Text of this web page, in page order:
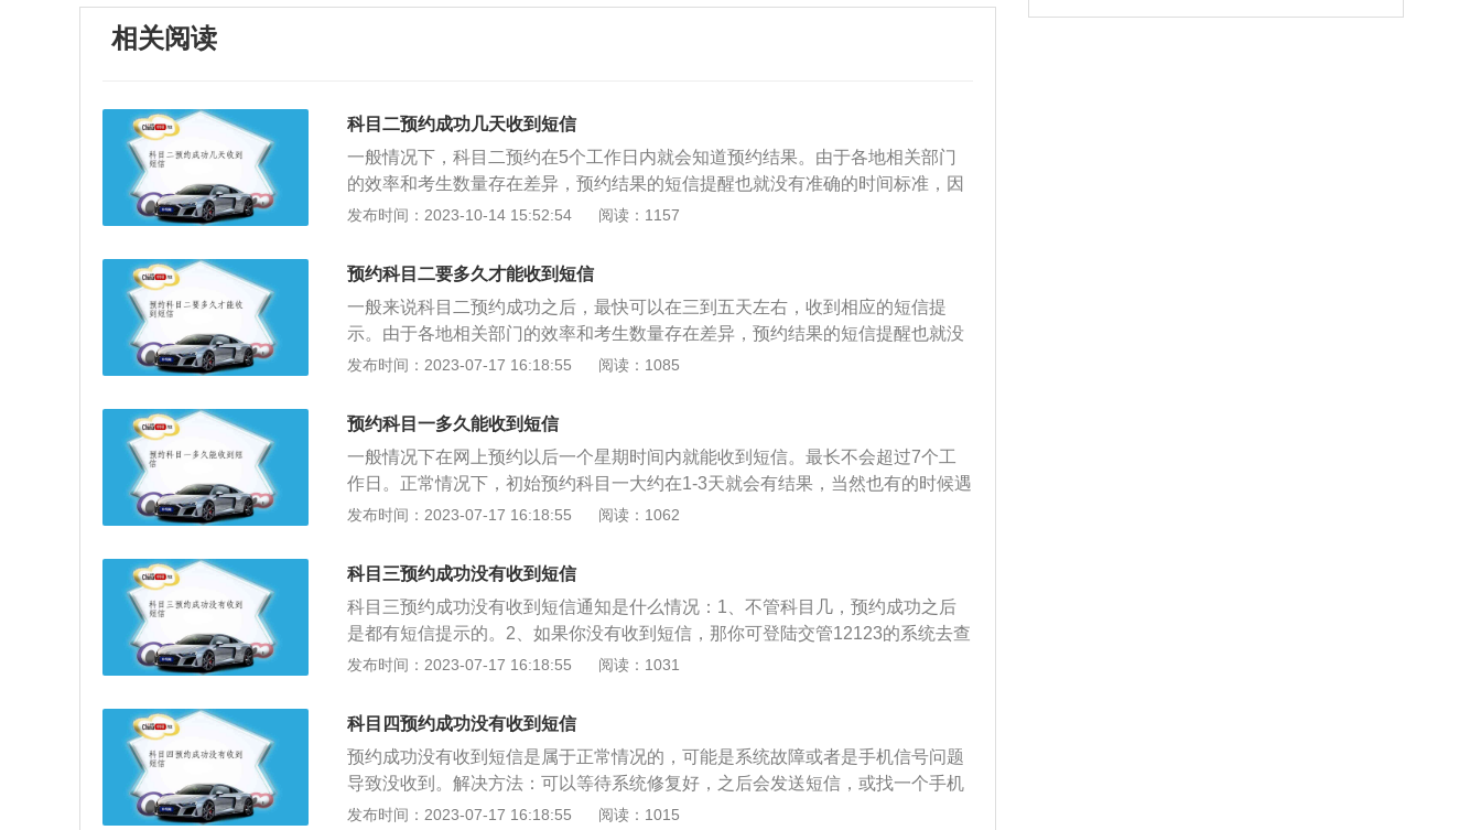
相关阅读
科目二预约成功几天收到短信
一般情况下，科目二预约在5个工作日内就会知道预约结果。由于各地相关部门
的效率和考生数量存在差异，预约结果的短信提醒也就没有准确的时间标准，因
此在考试前三天左右收到短信提示也有一定的可能性。科目二又称小路考，是机
包括倒车入库、坡道定点停车与起步、直角转弯、曲线行驶、侧方停车。上海等
城市科目二为九项必考：倒车入库、直角转弯、侧方停车、隧道行驶、停车取
卡、曲线行驶、窄路掉头、紧急停车、坡道定点停车和起步。
发布时间：2023-10-14 15:52:54 阅读：1157
预约科目二要多久才能收到短信
一般来说科目二预约成功之后，最快可以在三到五天左右，收到相应的短信提
示。由于各地相关部门的效率和考生数量存在差异，预约结果的短信提醒也就没
有准确的时间标准，因此在考试前三天左右收到短信提示也有一定的可能性。科
简称，小车C1考试项目包括倒车入库、侧方停车、坡道定点停车和起步、直角转
弯、曲线行驶（俗称S弯）五项必考（部分地区还有第六项高速领卡），C2考试
项目包括倒车入库、侧方停车、直角转弯、曲线行驶（俗称S弯）四项必考。大
车A1、A2、A3、B1、B2考试项目包括桩考、坡道定点停车和起步、侧方停车、
通过单边桥、曲线行驶、直角转弯、通过限宽门、通过连续障碍、起伏路行驶、
紧急情况处置。
发布时间：2023-07-17 16:18:55 阅读：1085
预约科目一多久能收到短信
一般情况下在网上预约以后一个星期时间内就能收到短信。最长不会超过7个工
作日。正常情况下，初始预约科目一大约在1-3天就会有结果，当然也有的时候遇
到驾考高峰时会出现审核延迟。不过在预约科目一考试后，无论是否预约成功，
十二条：科目一考试内容包括：道路通行、交通信号、道路交通安全违法行为和
交通事故处理、机动车驾驶证申领和使用、机动车登记等规定以及其他道路交通
安全法律、法规和规章。
发布时间：2023-07-17 16:18:55 阅读：1062
科目三预约成功没有收到短信
科目三预约成功没有收到短信通知是什么情况：1、不管科目几，预约成功之后
是都有短信提示的。2、如果你没有收到短信，那你可登陆交管12123的系统去查
看是否已经约考成功。3、上面会有清楚的记载,也可以查询驾校或者问你的教
功，系统会推送短信通知，如果没有收到短信，可以登陆系统平台查看，以系统
结果为准。5、收不到短信的情况，的确有这种情况的存在，以系统为准就可以
了。扩展：驾考预约排名规则：1、首次预约考试的，以受理用户初次申领机动
车驾驶证等业务的时间为排序时间。2、非首次预约科目考试的，以上次考试时
间为排序时间。3、考试预约成功的用户因自身原因取消预约的，以取消预约时
发布时间：2023-07-17 16:18:55 阅读：1031
科目四预约成功没有收到短信
预约成功没有收到短信是属于正常情况的，可能是系统故障或者是手机信号问题
导致没收到。解决方法：可以等待系统修复好，之后会发送短信，或找一个手机
信号好的地方。可以在交管上面查询自己预约情况，按时参加考试就好了。驾照
发布时间：2023-07-17 16:18:55 阅读：1015
响；<&list>3.稳定器的转向胶套和球头